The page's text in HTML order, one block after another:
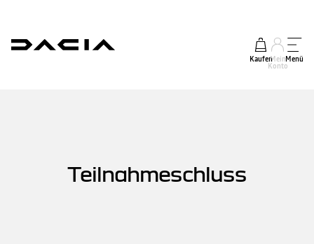
KaufenMein
Konto
Menü
Teilnahmeschluss